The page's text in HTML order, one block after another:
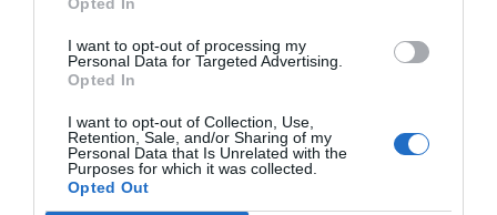
I want to opt-out of processing my
Personal Data for Targeted Advertising.
Opted In
I want to opt-out of Collection, Use,
Retention, Sale, and/or Sharing of my
Personal Data that Is Unrelated with the
Purposes for which it was collected.
Opted Out